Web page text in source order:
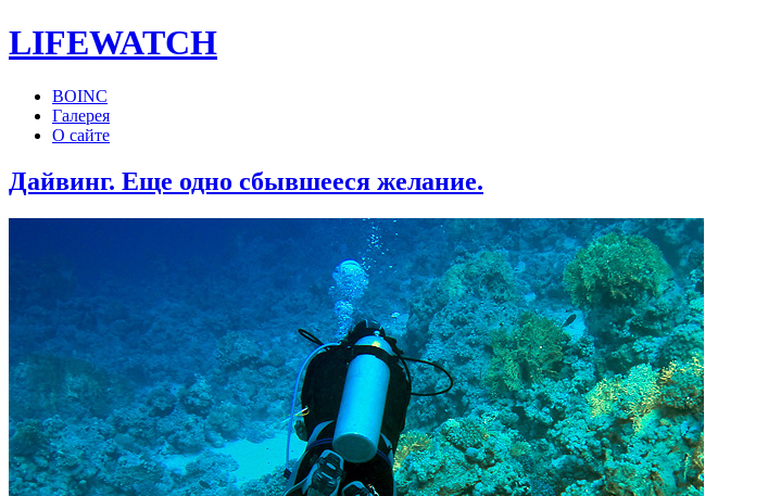
LIFEWATCH
BOINC
Галерея
О сайте
Дайвинг. Еще одно сбывшееся желание.